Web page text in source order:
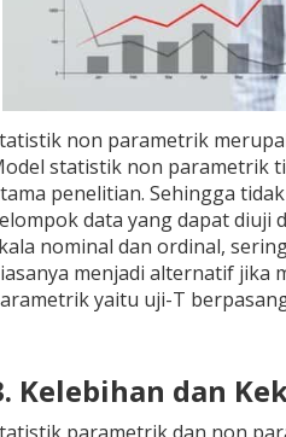
non parametrik
statistik non parametrik
penelitian. Sehingga
data yang dapat
nominal dan ordinal,
menjadi alternatif jika
yaitu uji-T
Kelebihan dan